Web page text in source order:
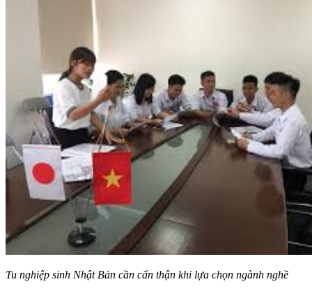
Tu nghiệp sinh Nhật Bản cần cẩn thận khi lựa chọn ngành nghề